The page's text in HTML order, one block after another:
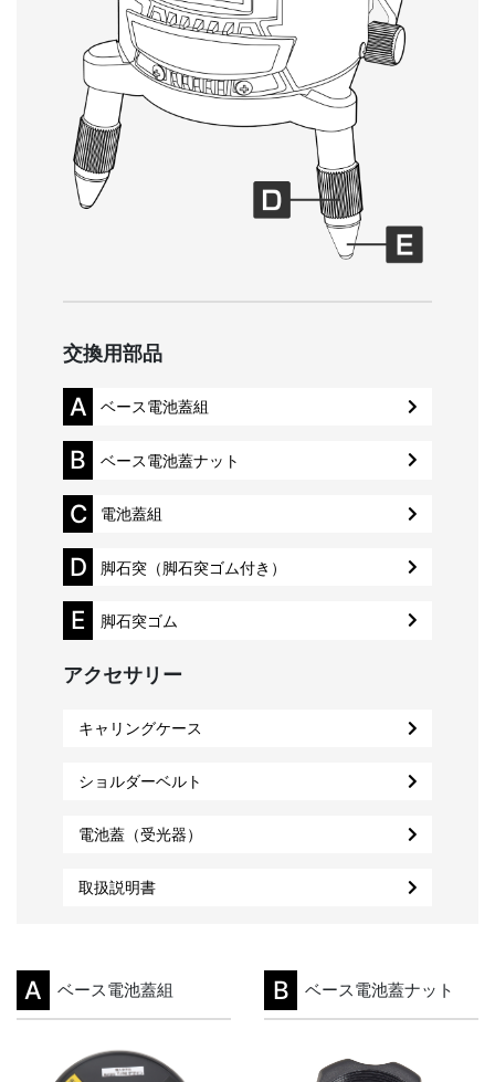
交換用部品
A ベース電池蓋組
B ベース電池蓋ナット
C 電池蓋組
D 脚石突（脚石突ゴム付き）
E 脚石突ゴム
アクセサリー
キャリングケース
ショルダーベルト
電池蓋（受光器）
取扱説明書
A ベース電池蓋組 B ベース電池蓋ナット